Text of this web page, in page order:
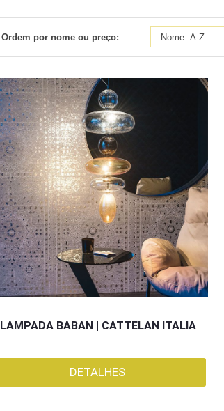
Ordem por nome ou preço:
LAMPADA BABAN | CATTELAN ITALIA
DETALHES